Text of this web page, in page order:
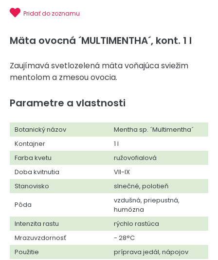
Pridať do zoznamu
Mäta ovocná ´MULTIMENTHA´, kont. 1 l
Zaujímavá svetlozelená mäta voňajúca sviežim
mentolom a zmesou ovocia.
Parametre a vlastnosti
Botanický názov
Mentha sp. ´Multimentha´
Kontajner
1 l
Farba kvetu
ružovofialová
Doba kvitnutia
VII-IX
Stanovisko
slnečné, polotieň
Pôda
vzdušná, priepustná,
humózna
Intenzita rastu
rýchlo rastúca
Mrazuvzdornosť
- 28°C
Použitie
príprava jedál, nápojov